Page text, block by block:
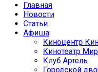
Главная
Новости
Статьи
Афиша
Киноцентр
Кинотеатр
Клуб Артель
Городской